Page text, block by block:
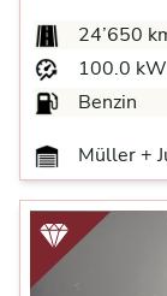
24’650
100.0
Benzin
Müller +